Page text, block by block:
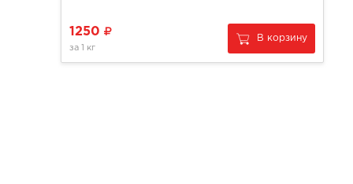
1250
за 1 кг
В корзину